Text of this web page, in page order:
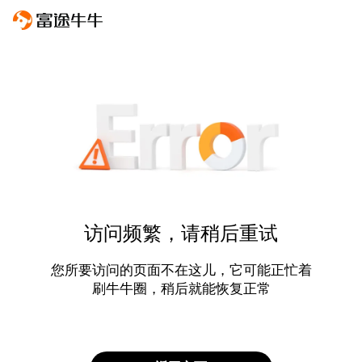
访问频繁，请稍后重试
您所要访问的页面不在这儿，它可能正忙着
刷牛牛圈，稍后就能恢复正常